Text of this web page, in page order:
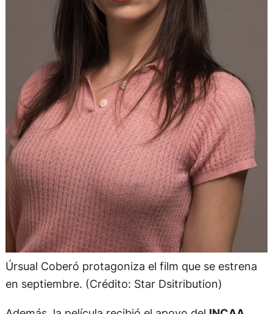
Úrsual Coberó protagoniza el film que se estrena
en septiembre. (Crédito: Star Dsitribution)